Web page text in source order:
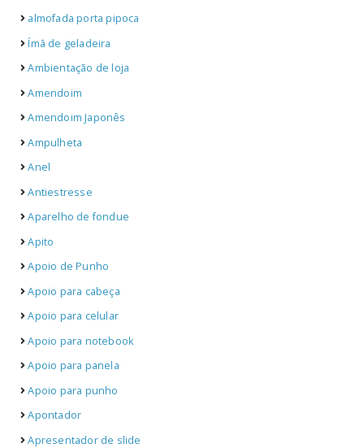
almofada porta pipoca
Ímã de geladeira
Ambientação de loja
Amendoim
Amendoim Japonês
Ampulheta
Anel
Antiestresse
Aparelho de fondue
Apito
Apoio de Punho
Apoio para cabeça
Apoio para celular
Apoio para notebook
Apoio para panela
Apoio para punho
Apontador
Apresentador de slide